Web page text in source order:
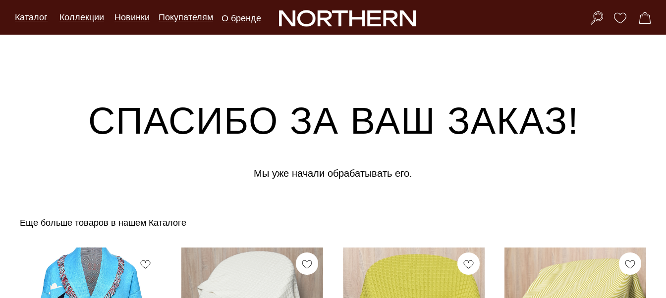
Каталог Коллекции Новинки О бренде
Покупателям
СПАСИБО ЗА ВАШ ЗАКАЗ!
Мы уже начали обрабатывать его.
Еще больше товаров в нашем Каталоге